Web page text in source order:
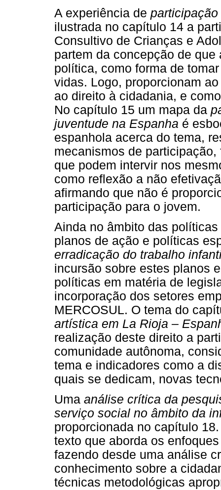
A experiência de
ilustrada no capítulo 14 a
Consultivo de Crianças e
partem da concepção de
política, como forma de
vidas. Logo, proporcionam
ao direito à cidadania, e
No capítulo 15 um mapa da
juventude na Espanha é
espanhola acerca do tema,
mecanismos de
que podem intervir nos
como reflexão a não
afirmando que não é
participação para o jovem.
Ainda no âmbito das
planos de ação e políticas
erradicação do trabalho
incursão sobre estes planos
políticas em matéria de
incorporação dos setores
MERCOSUL. O tema do
artística em La Rioja –
realização deste direito a
comunidade autônoma,
tema e indicadores como a
quais se dedicam, novas
Uma análise crítica da
serviço social no âmbito da
proporcionada no capítulo
texto que aborda os
fazendo desde uma análise
conhecimento sobre a
técnicas metodológicas